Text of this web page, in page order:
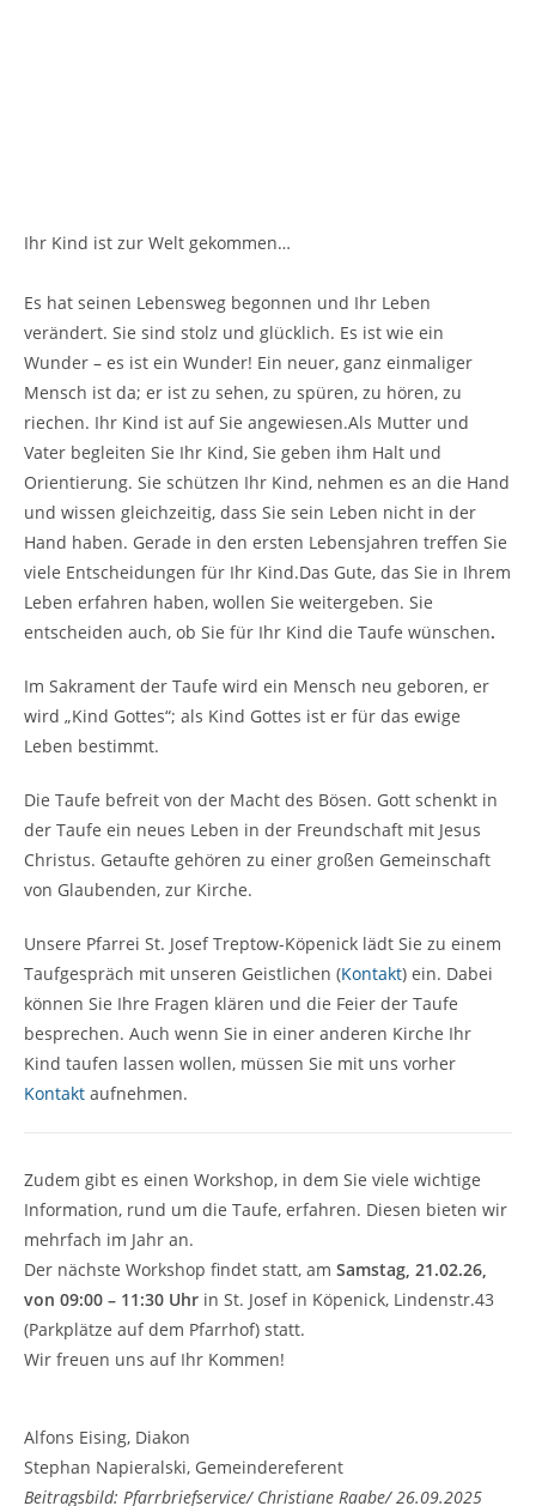
Ihr Kind ist zur Welt gekommen…
Es hat seinen Lebensweg begonnen und Ihr Leben
verändert. Sie sind stolz und glücklich. Es ist wie ein
Wunder – es ist ein Wunder! Ein neuer, ganz einmaliger
Mensch ist da; er ist zu sehen, zu spüren, zu hören, zu
riechen. Ihr Kind ist auf Sie angewiesen.Als Mutter und
Vater begleiten Sie Ihr Kind, Sie geben ihm Halt und
Orientierung. Sie schützen Ihr Kind, nehmen es an die Hand
und wissen gleichzeitig, dass Sie sein Leben nicht in der
Hand haben. Gerade in den ersten Lebensjahren treffen Sie
viele Entscheidungen für Ihr Kind.Das Gute, das Sie in Ihrem
Leben erfahren haben, wollen Sie weitergeben. Sie
entscheiden auch, ob Sie für Ihr Kind die Taufe wünschen.
Im Sakrament der Taufe wird ein Mensch neu geboren, er
wird „Kind Gottes“; als Kind Gottes ist er für das ewige
Leben bestimmt.
Die Taufe befreit von der Macht des Bösen. Gott schenkt in
der Taufe ein neues Leben in der Freundschaft mit Jesus
Christus. Getaufte gehören zu einer großen Gemeinschaft
von Glaubenden, zur Kirche.
Unsere Pfarrei St. Josef Treptow-Köpenick lädt Sie zu einem
Taufgespräch mit unseren Geistlichen (Kontakt) ein. Dabei
können Sie Ihre Fragen klären und die Feier der Taufe
besprechen. Auch wenn Sie in einer anderen Kirche Ihr
Kind taufen lassen wollen, müssen Sie mit uns vorher
Kontakt aufnehmen.
Zudem gibt es einen Workshop, in dem Sie viele wichtige
Information, rund um die Taufe, erfahren. Diesen bieten wir
mehrfach im Jahr an.
Der nächste Workshop findet statt, am Samstag, 21.02.26,
von 09:00 – 11:30 Uhr in St. Josef in Köpenick, Lindenstr.43
(Parkplätze auf dem Pfarrhof) statt.
Wir freuen uns auf Ihr Kommen!
Alfons Eising, Diakon
Stephan Napieralski, Gemeindereferent
Beitragsbild: Pfarrbriefservice/ Christiane Raabe/26.09.2025